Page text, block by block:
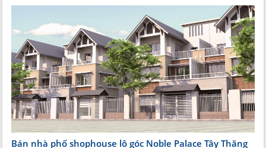
Bán nhà phố shophouse lô góc Noble Palace Tây Thăng